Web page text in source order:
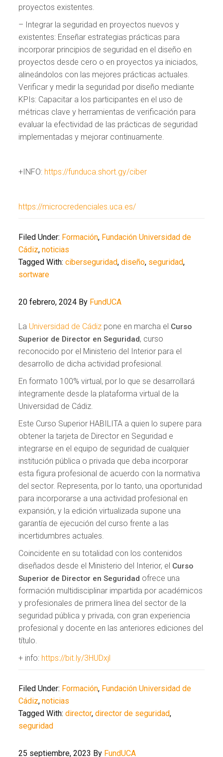
proyectos existentes.
– Integrar la seguridad en proyectos nuevos y
existentes: Enseñar estrategias prácticas para
incorporar principios de seguridad en el diseño en
proyectos desde cero o en proyectos ya iniciados,
alineándolos con las mejores prácticas actuales.
Verificar y medir la seguridad por diseño mediante
KPIs: Capacitar a los participantes en el uso de
métricas clave y herramientas de verificación para
evaluar la efectividad de las prácticas de seguridad
implementadas y mejorar continuamente.
+INFO: https://funduca.short.gy/ciber
https://microcredenciales.uca.es/
Filed Under: Formación, Fundación Universidad de
Cádiz,noticias
Tagged With:ciberseguridad,diseño, seguridad,
sortware
20 febrero, 2024 By FundUCA
La Universidad de Cádiz pone en marcha el Curso
Superior de Director en Seguridad, curso
reconocido por el Ministerio del Interior para el
desarrollo de dicha actividad profesional.
En formato 100% virtual, por lo que se desarrollará
íntegramente desde la plataforma virtual de la
Universidad de Cádiz.
Este Curso Superior HABILITA a quien lo supere para
obtener la tarjeta de Director en Seguridad e
integrarse en el equipo de seguridad de cualquier
institución pública o privada que deba incorporar
esta figura profesional de acuerdo con la normativa
del sector. Representa, por lo tanto, una oportunidad
para incorporarse a una actividad profesional en
expansión, y la edición virtualizada supone una
garantía de ejecución del curso frente a las
incertidumbres actuales.
Coincidente en su totalidad con los contenidos
diseñados desde el Ministerio del Interior, el Curso
Superior de Director en Seguridad ofrece una
formación multidisciplinar impartida por académicos
y profesionales de primera línea del sector de la
seguridad pública y privada, con gran experiencia
profesional y docente en las anteriores ediciones del
título.
+ info: https://bit.ly/3HUDxjl
Filed Under: Formación, Fundación Universidad de
Cádiz,noticias
Tagged With:director,director de seguridad,
seguridad
25 septiembre, 2023 By FundUCA